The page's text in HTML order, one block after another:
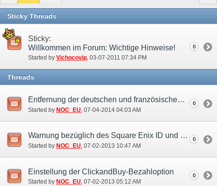
Sticky Threads
Sticky:
Willkommen im Forum: Wichtige Hinweise!
Started by Vichocovip‎, 03-07-2011 07:34 PM
0
Threads
Entfernung der deutschen und französischen Sprachoption (8. Jul.)
Started by NOC_EU ‎, 07-04-2014 04:03 AM
0
Warnung bezüglich des Square Enix ID und Passwort-Betruges (1. Jul.)
Started by NOC_EU‎, 07-02-2013 10:47 AM
0
Einstellung der ClickandBuy-Bezahloption
Started by NOC_EU‎, 07-02-2013 05:12 AM
0